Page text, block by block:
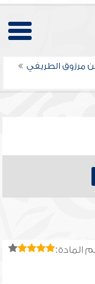
بن مرزوق الطريفي
المادة: